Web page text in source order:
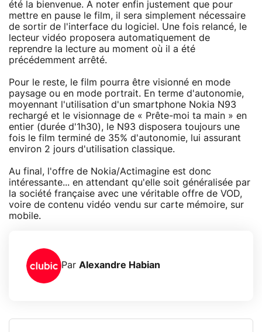
été la bienvenue. A noter enfin justement que pour
mettre en pause le film, il sera simplement nécessaire
de sortir de l'interface du logiciel. Une fois relancé, le
lecteur vidéo proposera automatiquement de
reprendre la lecture au moment où il a été
précédemment arrêté.
Pour le reste, le film pourra être visionné en mode
paysage ou en mode portrait. En terme d'autonomie,
moyennant l'utilisation d'un smartphone Nokia N93
rechargé et le visionnage de « Prête-moi ta main » en
entier (durée d'1h30), le N93 disposera toujours une
fois le film terminé de 35% d'autonomie, lui assurant
environ 2 jours d'utilisation classique.
Au final, l'offre de Nokia/Actimagine est donc
intéressante... en attendant qu'elle soit généralisée par
la société française avec une véritable offre de VOD,
voire de contenu vidéo vendu sur carte mémoire, sur
mobile.
Par Alexandre Habian